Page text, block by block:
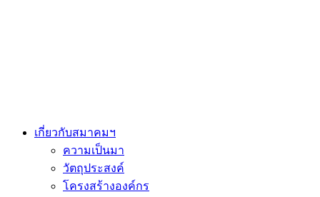
เกี่ยวกับสมาคมฯ
ความเป็นมา
วัตถุประสงค์
โครงสร้างองค์กร